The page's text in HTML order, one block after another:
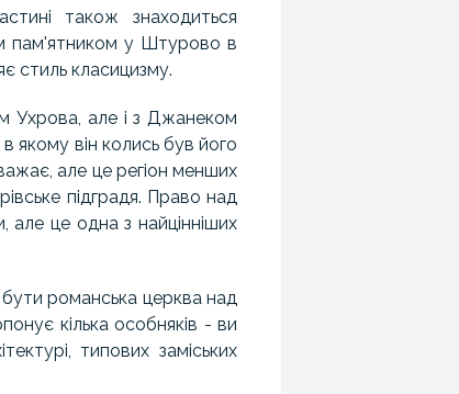
також знаходиться
пам'ятником у Штурово в
стиль класицизму.
Ухрова, але і з Джанеком
якому він колись був його
але це регіон менших
підградя. Право над
але це одна з найцінніших
бути романська церква над
кілька особняків - ви
типових заміських